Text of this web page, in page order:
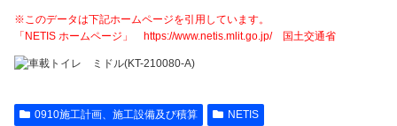
※このデータは下記ホームページを引用しています。
「NETIS ホームページ」 https://www.netis.mlit.go.jp/ 国土交通省
0910施工計画、施工設備及び積算 NETIS